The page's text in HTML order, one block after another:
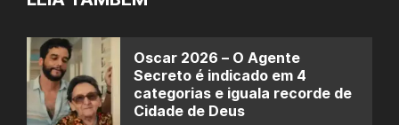
Oscar 2026 – O Agente
Secreto é indicado em 4
categorias e iguala recorde de
Cidade de Deus